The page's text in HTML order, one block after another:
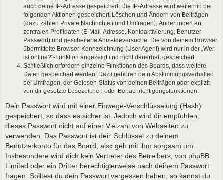
auch deine IP-Adresse gespeichert. Die IP-Adresse wird weiterhin bei
folgenden Aktionen gespeichert: Löschen und Ändern von Beiträgen
(dazu zählen Private Nachrichten und Umfragen), Änderungen an
zentralen Profildaten (E-Mail-Adresse, Kontoaktivierung, Benutzer-
Passwort) und gescheiterte Anmeldeversuche. Die von deinem Browser
übermittelte Browser-Kennzeichnung (User Agent) wird nur in der „Wer
ist online?“-Funktion angezeigt und nicht dauerhaft gespeichert.
Schließlich erfordern einzelne Funktionen des Boards, dass weitere
Daten gespeichert werden. Dazu gehören dein Abstimmungsverhalten
bei Umfragen, der Gelesen-Status von deinen Beiträgen oder explizit
von dir gesetzte Lesezeichen oder Benachrichtigungsfunktionen.
Dein Passwort wird mit einer Einwege-Verschlüsselung (Hash)
gespeichert, so dass es sicher ist. Jedoch wird dir empfohlen,
dieses Passwort nicht auf einer Vielzahl von Webseiten zu
verwenden. Das Passwort ist dein Schlüssel zu deinem
Benutzerkonto für das Board, also geh mit ihm sorgsam um.
Insbesondere wird dich kein Vertreter des Betreibers, von phpBB
Limited oder ein Dritter berechtigterweise nach deinem Passwort
fragen. Solltest du dein Passwort vergessen haben, so kannst du